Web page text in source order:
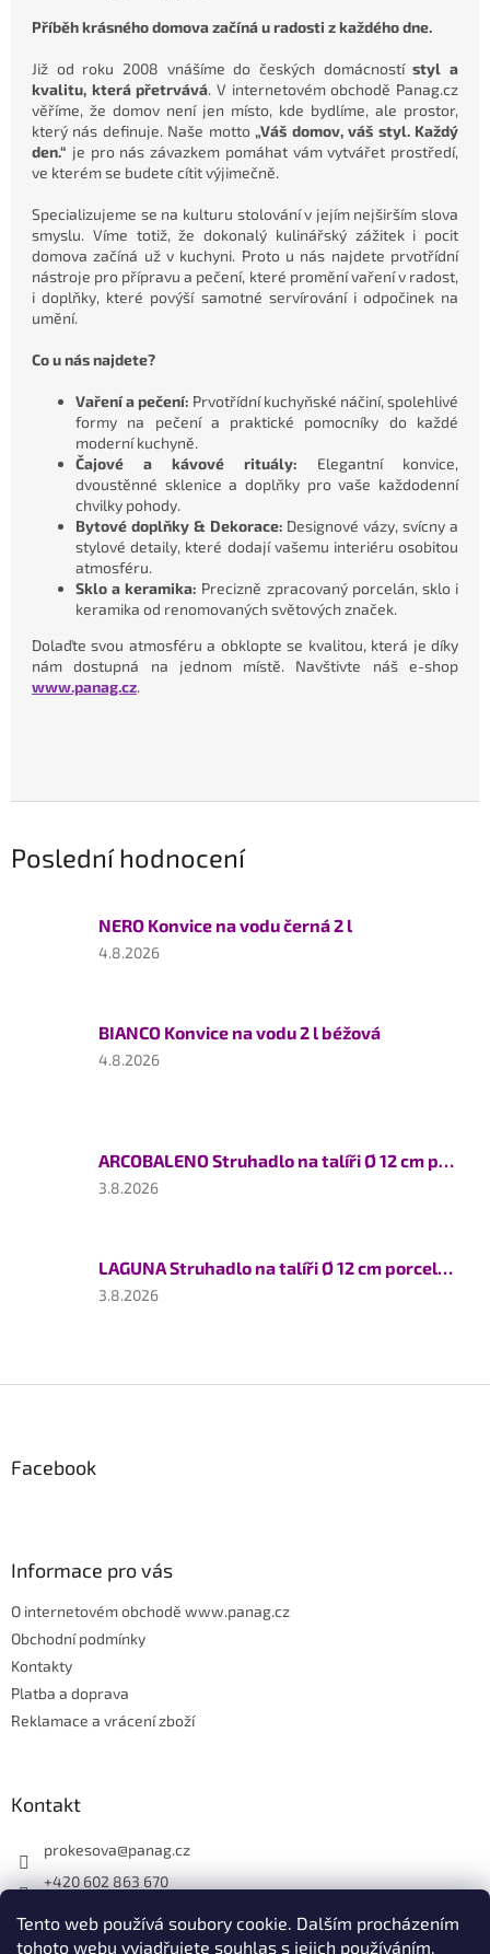
Tento web používá soubory cookie. Dalším procházením
tohoto webu vyjadřujete souhlas s jejich používáním.
Příběh krásného domova začíná u radosti z každého dne.
Již od roku 2008 vnášíme do českých domácnostístyl a
kvalitu, která přetrvává. V internetovém obchodě Panag.cz
věříme, že domov není jen místo, kde bydlíme, ale prostor,
který nás definuje. Naše motto„Váš domov, váš styl. Každý
den.“ je pro nás závazkem pomáhat vám vytvářet prostředí,
ve kterém se budete cítit výjimečně.
Specializujeme se na kulturu stolování v jejím nejširším slova
smyslu. Víme totiž, že dokonalý kulinářský zážitek i pocit
domova začíná už v kuchyni. Proto u nás najdete prvotřídní
nástroje pro přípravu a pečení, které promění vaření v radost,
i doplňky, které povýší samotné servírování i odpočinek na
umění.
Co u nás najdete?
Vaření a pečení: Prvotřídní kuchyňské náčiní, spolehlivé
formy na pečení a praktické pomocníky do každé
moderní kuchyně.
Čajové a kávové rituály: Elegantní konvice,
dvoustěnné sklenice a doplňky pro vaše každodenní
chvilky pohody.
Bytové doplňky & Dekorace: Designové vázy, svícny a
stylové detaily, které dodají vašemu interiéru osobitou
atmosféru.
Sklo a keramika: Precizně zpracovaný porcelán, sklo i
keramika od renomovaných světových značek.
Dolaďte svou atmosféru a obklopte se kvalitou, která je díky
nám dostupná na jednom místě. Navštivte náš e-shop
www.panag.cz.
Poslední hodnocení
NERO Konvice na vodu černá 2 l
Hodnocení
z
5
4.8.2026
BIANCO Konvice na vodu 2 l béžová
Hodnocení
5
hvězdiček.
4.8.2026
ARCOBALENO Struhadlo na talíři Ø 12 cm porcelán
Hodnocení
z
5
3.8.2026
LAGUNA Struhadlo na talíři Ø 12 cm porcelán
Hodnocení
3.8.2026
p
aFacebook
Informace pro vás
O internetovém obchodě www.panag.cz
Obchodní podmínky
Kontakty
Platba a doprava
Reklamace a vrácení zboží
Kontakt
prokesova@panag.cz
+420 602 863 670